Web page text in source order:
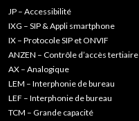
JP – Accessibilité
IXG – SIP & Appli smartphone
IX – Protocole SIP et ONVIF
ANZEN – Contrôle d’accès tertiaire
AX – Analogique
LEM – Interphonie de bureau
LEF – Interphonie de bureau
TCM – Grande capacité